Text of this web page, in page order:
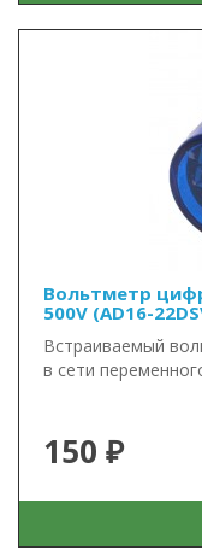
Вольтметр
500V (AD16-
Встраиваемый
в сети
150 ₽